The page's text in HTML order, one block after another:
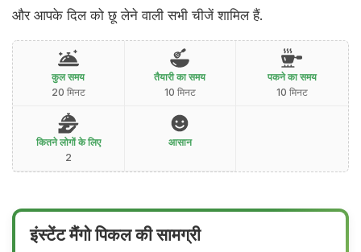
और आपके दिल को छू लेने वाली सभी चीजें शामिल हैं.
कुल समय
20 मिनट
तैयारी का समय
10 मिनट
पकने का समय
10 मिनट
कितने लोगों के लिए
2
आसान
इंस्टेंट मैंगो पिकल की सामग्री